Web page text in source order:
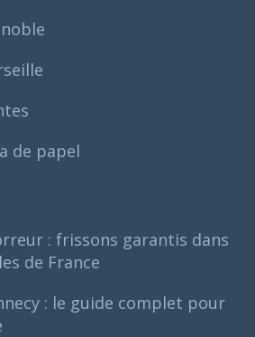
de papel
: frissons garantis dans
de France
: le guide complet pour